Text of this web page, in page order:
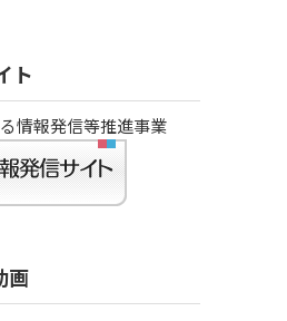
ト
情報発信等推進事業
画